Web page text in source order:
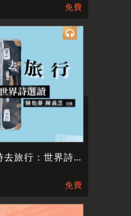
免費
【文學四季】用詩去旅行：世界詩選讀
免費